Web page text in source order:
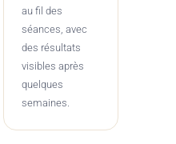
au fil des
séances, avec
des résultats
visibles après
quelques
semaines.